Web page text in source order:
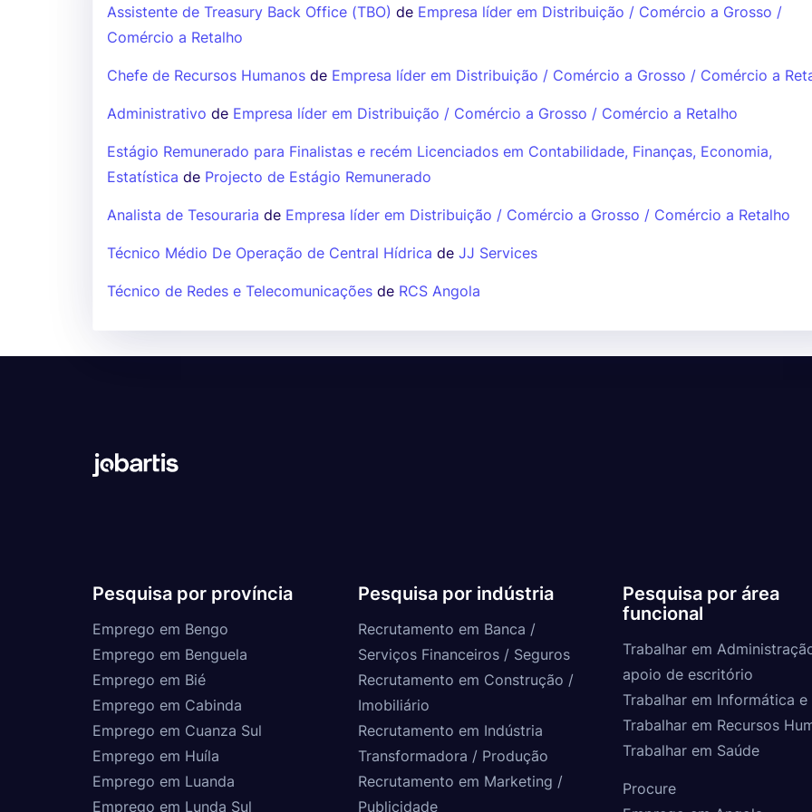
Assistente de Treasury Back Office (TBO) de Empresa líder em Distribuição / Comércio a Grosso /
Comércio a Retalho
Chefe de Recursos Humanos de Empresa líder em Distribuição / Comércio a Grosso / Comércio a
Administrativo de Empresa líder em Distribuição / Comércio a Grosso / Comércio a Retalho
Estágio Remunerado para Finalistas e recém Licenciados em Contabilidade, Finanças, Economia,
Estatística de Projecto de Estágio Remunerado
Analista de Tesouraria de Empresa líder em Distribuição / Comércio a Grosso / Comércio a Retalho
Técnico Médio De Operação de Central Hídrica de JJ Services
Técnico de Redes e Telecomunicações de RCS Angola
Pesquisa por província
Emprego em Bengo
Emprego em Benguela
Emprego em Bié
Emprego em Cabinda
Emprego em Cuanza Sul
Emprego em Huíla
Emprego em Luanda
Emprego em Lunda Sul
Pesquisa por indústria
Recrutamento em Banca /
Serviços Financeiros / Seguros
Recrutamento em Construção /
Imobiliário
Recrutamento em Indústria
Transformadora / Produção
Recrutamento em Marketing /
Publicidade
Pesquisa por área
funcional
Trabalhar em
apoio de escritório
Trabalhar em Informática e
Trabalhar em Recursos
Trabalhar em Saúde
Procure